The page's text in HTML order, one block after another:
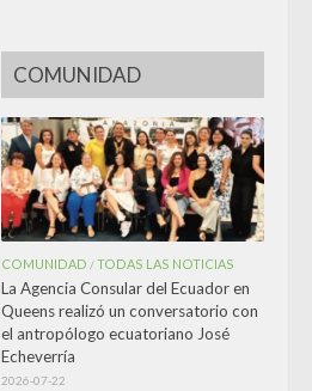
COMUNIDAD
COMUNIDAD /TODAS LAS NOTICIAS
La Agencia Consular del Ecuador en
Queens realizó un conversatorio con
el antropólogo ecuatoriano José
Echeverría
2026-07-22